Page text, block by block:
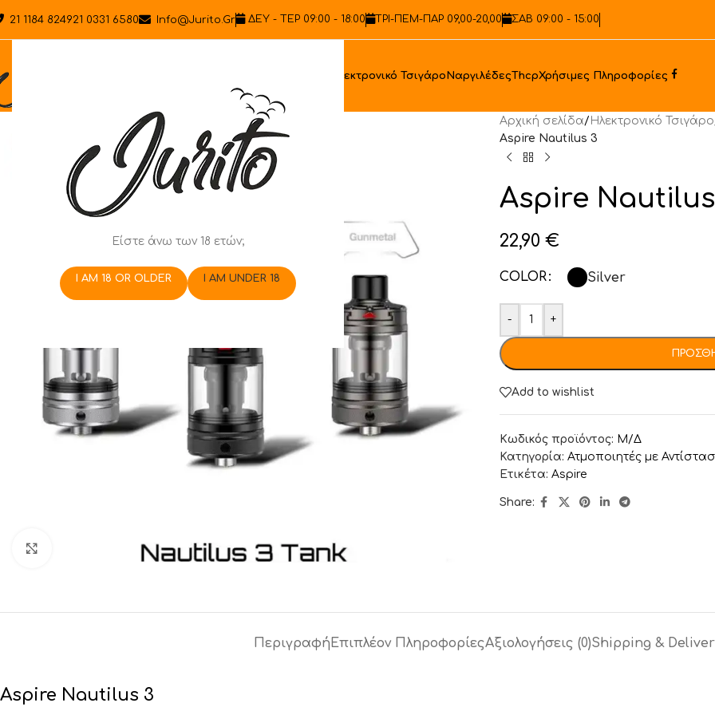
Είστε άνω των 18 ετών;
I AM 18 OR OLDER I AM UNDER 18
21 1184 824921 0331 6580 Info@jurito.gr ΔΕΥ - ΤΕΡ 09:00 - 18:00 ΤΡΙ-ΠΕΜ-ΠΑΡ 09,00-20,00 ΣΑΒ 09:00 - 15:00
Ηλεκτρονικό Τσιγάρο ΝαργιλέδεςThcpΧρήσιμες Πληροφορίες
Αρχική σελίδα/ Ηλεκτρονικό Τσιγάρο
Aspire Nautilus 3
Aspire
22,90 €
COLOR Silver
- +
Add to wishlist
Κωδικός προϊόντος: Μ/Δ
Κατηγορία: Ατμοποιητές με
Ετικέτα: Aspire
Share:
Περιγραφή Επιπλέον ΠληροφορίεςΑξιολογήσεις (0)Shipping &
Aspire Nautilus 3